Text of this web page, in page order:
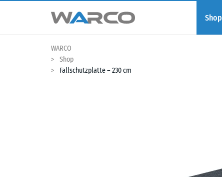
Shop
WARCO
Shop
Fallschutzplatte – 230 cm